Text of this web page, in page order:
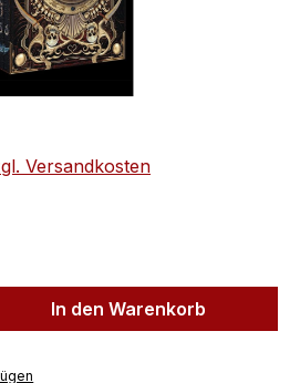
Versandkosten
Gib den
In den Warenkorb